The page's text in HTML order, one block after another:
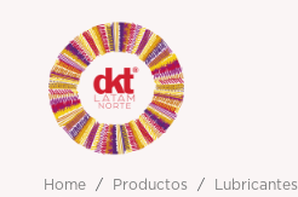
Home Productos Lubricantes